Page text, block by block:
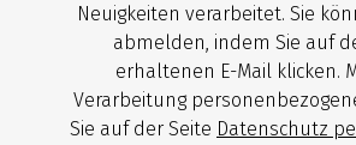
Neuigkeiten verarbeitet. Sie
abmelden, indem Sie auf
erhaltenen E-Mail klicken.
Verarbeitung
Sie auf der Seite Datenschutz